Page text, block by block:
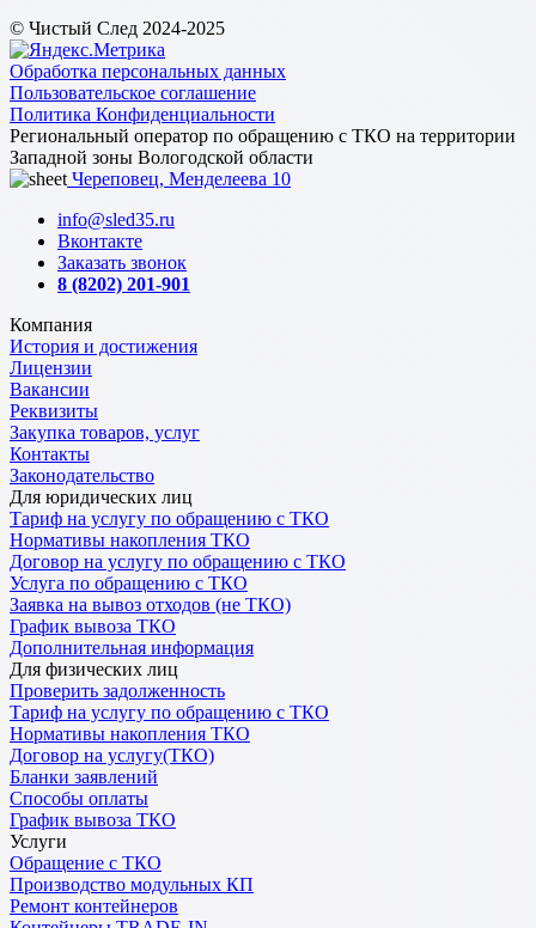
© Чистый След 2024-2025
Обработка персональных данных
Пользовательское соглашение
Политика Конфиденциальности
Региональный оператор по обращению с ТКО на территории
Западной зоны Вологодской области
Череповец, Менделеева 10
info@sled35.ru
Вконтакте
Заказать звонок
8 (8202) 201-901
Компания
История и достижения
Лицензии
Вакансии
Реквизиты
Закупка товаров, услуг
Контакты
Законодательство
Для юридических лиц
Тариф на услугу по обращению с ТКО
Нормативы накопления ТКО
Договор на услугу по обращению с ТКО
Услуга по обращению с ТКО
Заявка на вывоз отходов (не ТКО)
График вывоза ТКО
Дополнительная информация
Для физических лиц
Проверить задолженность
Тариф на услугу по обращению с ТКО
Нормативы накопления ТКО
Договор на услугу(ТКО)
Бланки заявлений
Способы оплаты
График вывоза ТКО
Услуги
Обращение с ТКО
Производство модульных КП
Ремонт контейнеров